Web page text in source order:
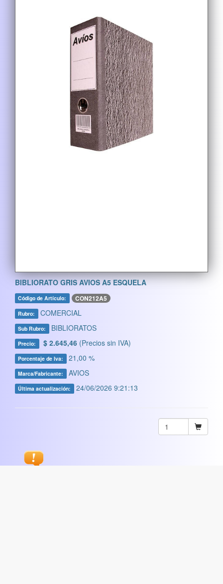
BIBLIORATO GRIS AVIOS A5 ESQUELA
Código de Artículo: CON212A5
Rubro: COMERCIAL
Sub Rubro: BIBLIORATOS
Precio: $ 2.645,46 (Precios sin IVA)
Porcentaje de Iva: 21,00 %
Marca/Fabricante: AVIOS
Última actualización: 24/06/2026 9:21:13